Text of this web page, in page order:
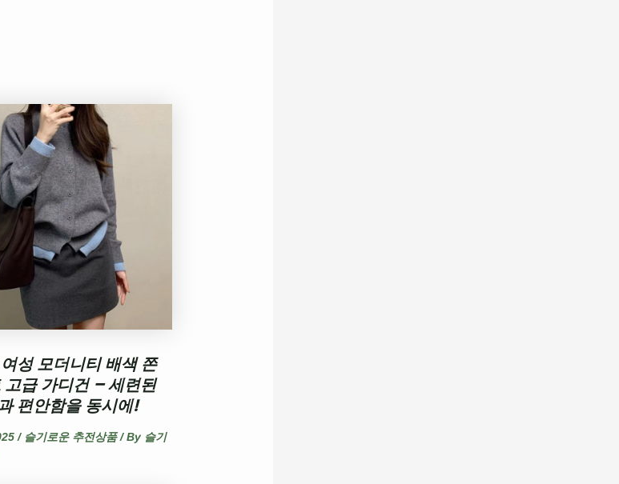
성 모더니티 배색 쫀
고급 가디건 – 세련된
편안함을 동시에!
/ 슬기로운 추전상품/ By 슬기